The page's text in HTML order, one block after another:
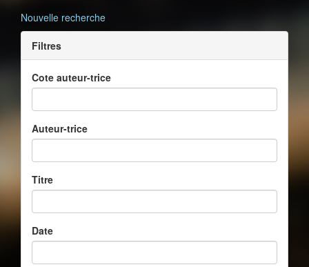
Nouvelle recherche
Filtres
Cote auteur-trice
Auteur-trice
Titre
Date